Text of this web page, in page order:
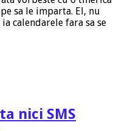
sa le imparta. El, nu
calendarele fara sa se
nici SMS